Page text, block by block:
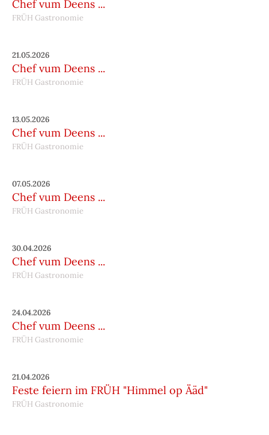
Chef vum Deens ...
FRÜH Gastronomie
21.05.2026
Chef vum Deens ...
FRÜH Gastronomie
13.05.2026
Chef vum Deens ...
FRÜH Gastronomie
07.05.2026
Chef vum Deens ...
FRÜH Gastronomie
30.04.2026
Chef vum Deens ...
FRÜH Gastronomie
24.04.2026
Chef vum Deens ...
FRÜH Gastronomie
21.04.2026
Feste feiern im FRÜH "Himmel op Ääd"
FRÜH Gastronomie